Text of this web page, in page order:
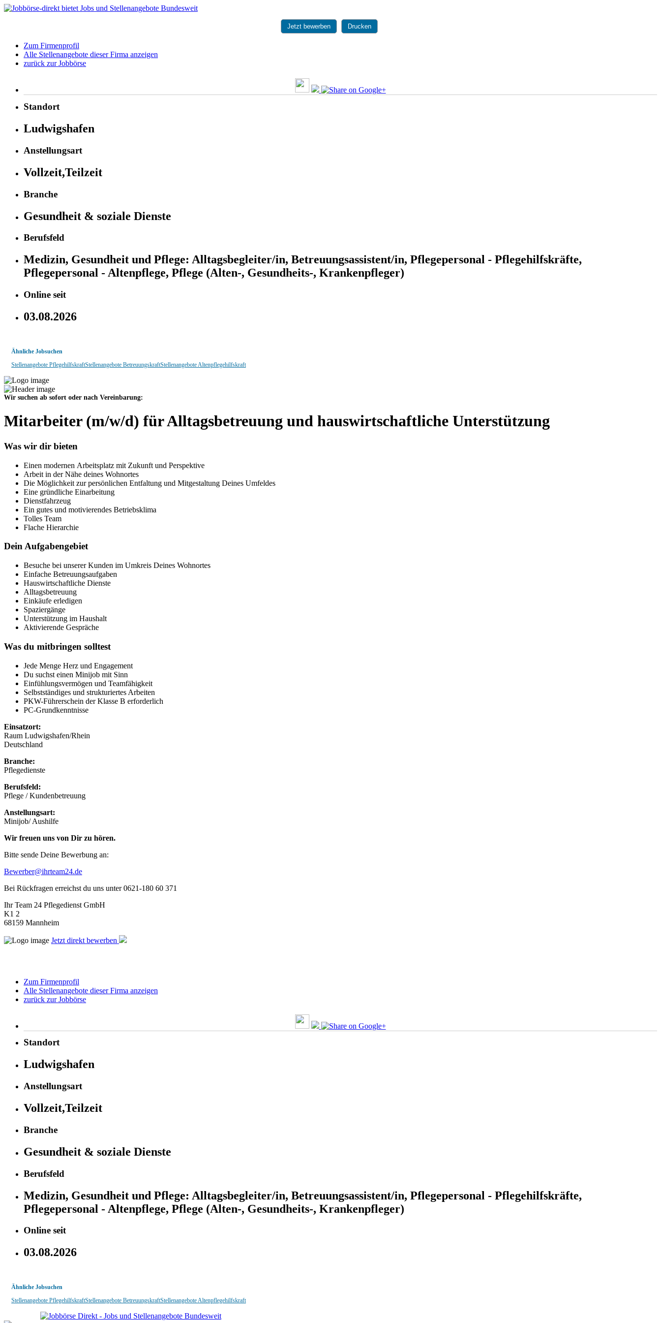
Jetzt bewerben Drucken
Zum Firmenprofil
Alle Stellenangebote dieser Firma anzeigen
zurück zur Jobbörse
Standort
Ludwigshafen
Anstellungsart
Vollzeit,Teilzeit
Branche
Gesundheit & soziale Dienste
Berufsfeld
Medizin, Gesundheit und Pflege: Alltagsbegleiter/in, Betreuungsassistent/in, Pflegepersonal - Pflegehilfskräfte,
Pflegepersonal - Altenpflege, Pflege (Alten-, Gesundheits-, Krankenpfleger)
Online seit
03.08.2026
Ähnliche Jobsuchen
Stellenangebote PflegehilfskraftStellenangebote BetreuungskraftStellenangebote Altenpflegehilfskraft
Wir suchen ab sofort oder nach Vereinbarung:
Mitarbeiter (m/w/d) für Alltagsbetreuung und hauswirtschaftliche Unterstützung
Was wir dir bieten
Einen modernen Arbeitsplatz mit Zukunft und Perspektive
Arbeit in der Nähe deines Wohnortes
Die Möglichkeit zur persönlichen Entfaltung und Mitgestaltung Deines Umfeldes
Eine gründliche Einarbeitung
Dienstfahrzeug
Ein gutes und motivierendes Betriebsklima
Tolles Team
Flache Hierarchie
Dein Aufgabengebiet
Besuche bei unserer Kunden im Umkreis Deines Wohnortes
Einfache Betreuungsaufgaben
Hauswirtschaftliche Dienste
Alltagsbetreuung
Einkäufe erledigen
Spaziergänge
Unterstützung im Haushalt
Aktivierende Gespräche
Was du mitbringen solltest
Jede Menge Herz und Engagement
Du suchst einen Minijob mit Sinn
Einfühlungsvermögen und Teamfähigkeit
Selbstständiges und strukturiertes Arbeiten
PKW-Führerschein der Klasse B erforderlich
PC-Grundkenntnisse
Einsatzort:
Raum Ludwigshafen/Rhein
Deutschland
Branche:
Pflegedienste
Berufsfeld:
Pflege / Kundenbetreuung
Anstellungsart:
Minijob/ Aushilfe
Wir freuen uns von Dir zu hören.
Bitte sende Deine Bewerbung an:
Bewerber@ihrteam24.de
Bei Rückfragen erreichst du uns unter 0621-180 60 371
Ihr Team 24 Pflegedienst GmbH
K1 2
68159 Mannheim
Jetzt direkt bewerben
Zum Firmenprofil
Alle Stellenangebote dieser Firma anzeigen
zurück zur Jobbörse
Standort
Ludwigshafen
Anstellungsart
Vollzeit,Teilzeit
Branche
Gesundheit & soziale Dienste
Berufsfeld
Medizin, Gesundheit und Pflege: Alltagsbegleiter/in, Betreuungsassistent/in, Pflegepersonal - Pflegehilfskräfte,
Pflegepersonal - Altenpflege, Pflege (Alten-, Gesundheits-, Krankenpfleger)
Online seit
03.08.2026
Ähnliche Jobsuchen
Stellenangebote PflegehilfskraftStellenangebote BetreuungskraftStellenangebote Altenpflegehilfskraft